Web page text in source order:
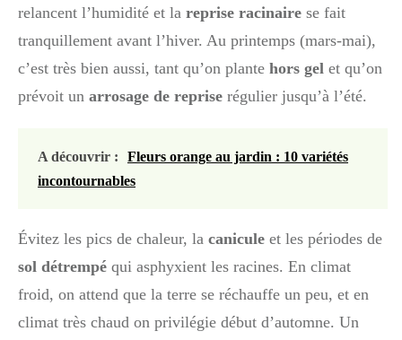
relancent l’humidité et la reprise racinaire se fait
tranquillement avant l’hiver. Au printemps (mars-mai),
c’est très bien aussi, tant qu’on plante hors gel et qu’on
prévoit un arrosage de reprise régulier jusqu’à l’été.
A découvrir :
Fleurs orange au jardin : 10 variétés
incontournables
Évitez les pics de chaleur, la canicule et les périodes de
sol détrempé qui asphyxient les racines. En climat
froid, on attend que la terre se réchauffe un peu, et en
climat très chaud on privilégie début d’automne. Un